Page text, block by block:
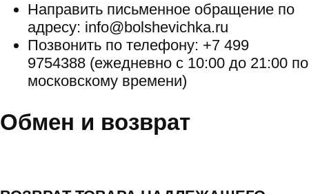
Направить письменное обращение по
адресу: info@bolshevichka.ru
Позвонить по телефону: +7 499
9754388 (ежедневно с 10:00 до 21:00 по
московскому времени)
Обмен и возврат